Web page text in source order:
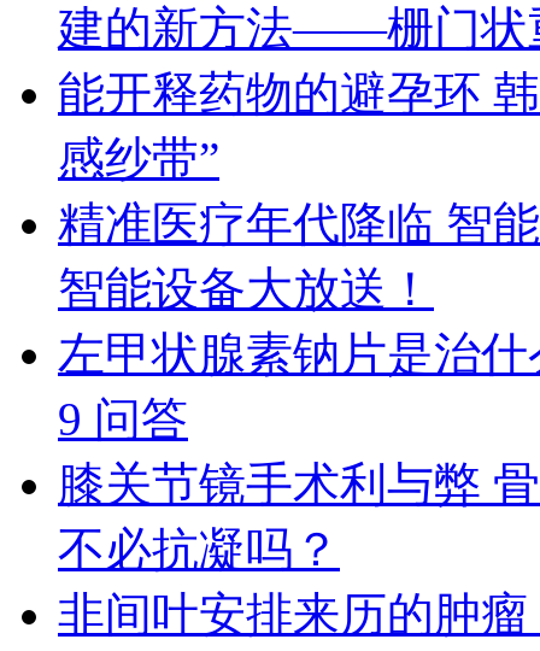
建的新方法——栅门状
能开释药物的避孕环
感纱带”
精准医疗年代降临 智
智能设备大放送！
左甲状腺素钠片是治
9 问答
膝关节镜手术利与弊
不必抗凝吗？
非间叶安排来历的肿